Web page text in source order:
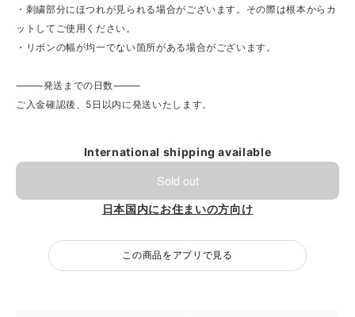
・刺繍部分にほつれが見られる場合がございます。その際は根本からカ
ットしてご使用ください。
・リボンの幅が均一でない箇所がある場合がございます。
⸻発送までの日数⸻
ご入金確認後、5日以内に発送いたします。
International shipping available
Sold out
日本国内にお住まいの方向け
この商品をアプリで見る